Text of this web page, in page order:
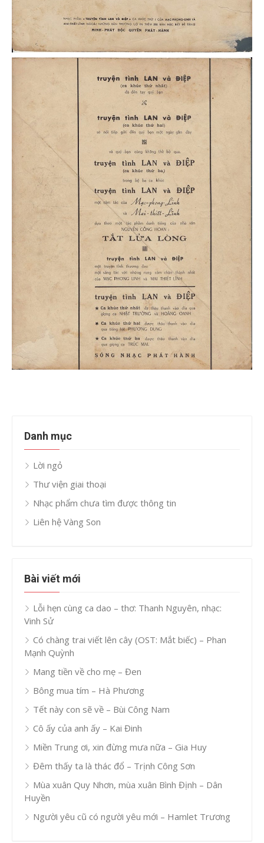
Danh mục
Lời ngỏ
Thư viện giai thoại
Nhạc phẩm chưa tìm được thông tin
Liên hệ Vàng Son
Bài viết mới
Lỗi hẹn cùng ca dao – thơ: Thanh Nguyên, nhạc:
Vinh Sử
Có chàng trai viết lên cây (OST: Mắt biếc) – Phan
Mạnh Quỳnh
Mang tiền về cho mẹ – Đen
Bông mua tím – Hà Phương
Tết này con sẽ về – Bùi Công Nam
Cô ấy của anh ấy – Kai Đinh
Miền Trung ơi, xin đừng mưa nữa – Gia Huy
Đêm thấy ta là thác đổ – Trịnh Công Sơn
Mùa xuân Quy Nhơn, mùa xuân Bình Định – Dân
Huyền
Người yêu cũ có người yêu mới – Hamlet Trương